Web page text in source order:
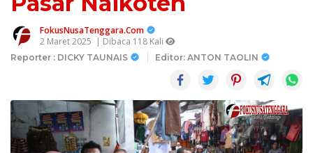
FokusNusaTenggara.Com
2 Maret 2025 | Dibaca 118 Kali
Reporter : DICKY TAUNAIS Editor: ANTON TAOLIN